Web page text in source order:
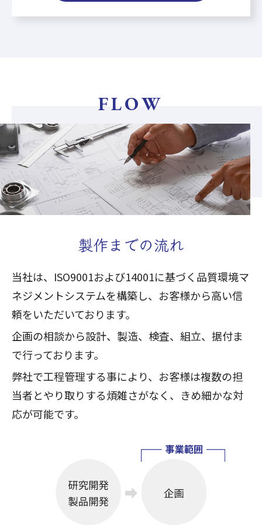
FLOW
製作までの流れ
当社は、ISO9001および14001に基づく品質環境マ
ネジメントシステムを構築し、 お客様から高い信
頼をいただいております。
企画の相談から設計、製造、検査、組立、据付ま
で行っております。
弊社で工程管理する事により、お客様は複数の担
当者とやり取りする煩雑さがなく、きめ細かな対
応が可能です。